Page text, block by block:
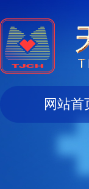
网站首